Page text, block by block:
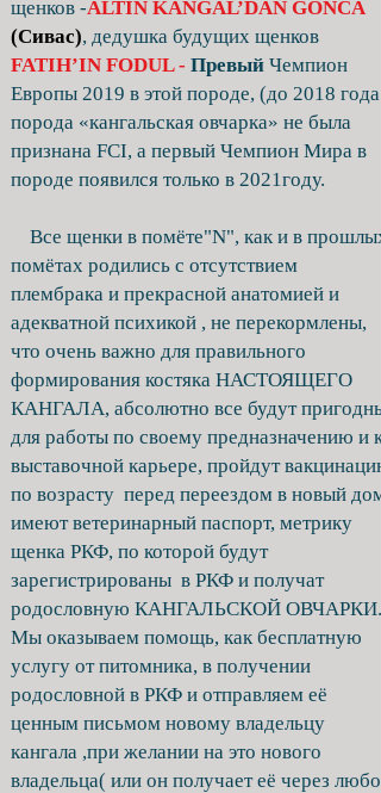
щенков -ALTIN KANGAL’DAN GONCA
(Сивас), дедушка будущих щенков
FATIH’IN FODUL - Превый Чемпион
Европы 2019 в этой породе, (до 2018 года
порода «кангальская овчарка» не была
признана FCI, а первый Чемпион Мира в
породе появился только в 2021году.
Все щенки в помёте"N", как и в прошлых
помётах родились с отсутствием
плембрака и прекрасной анатомией и
адекватной психикой , не перекормлены,
что очень важно для правильного
формирования костяка НАСТОЯЩЕГО
КАНГАЛА, абсолютно все будут пригодны
для работы по своему предназначению и к
выставочной карьере, пройдут вакцинацию
по возрасту перед переездом в новый дом,
имеют ветеринарный паспорт, метрику
щенка РКФ, по которой будут
зарегистрированы в РКФ и получат
родословную КАНГАЛЬСКОЙ ОВЧАРКИ.
Мы оказываем помощь, как бесплатную
услугу от питомника, в получении
родословной в РКФ и отправляем её
ценным письмом новому владельцу
кангала ,при желании на это нового
владельца( или он получает её через любой